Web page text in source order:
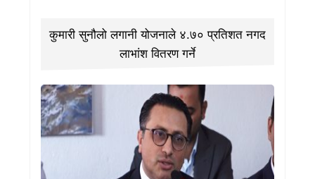
कुमारी सुनौलो लगानी योजनाले ४.७० प्रतिशत नगद
लाभांश वितरण गर्ने